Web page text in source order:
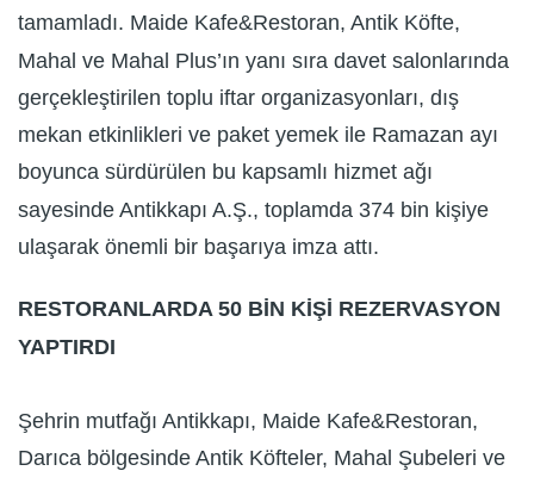
tamamladı. Maide Kafe&Restoran, Antik Köfte,
Mahal ve Mahal Plus’ın yanı sıra davet salonlarında
gerçekleştirilen toplu iftar organizasyonları, dış
mekan etkinlikleri ve paket yemek ile Ramazan ayı
boyunca sürdürülen bu kapsamlı hizmet ağı
sayesinde Antikkapı A.Ş., toplamda 374 bin kişiye
ulaşarak önemli bir başarıya imza attı.
RESTORANLARDA 50 BİN KİŞİ REZERVASYON
YAPTIRDI
Şehrin mutfağı Antikkapı, Maide Kafe&Restoran,
Darıca bölgesinde Antik Köfteler, Mahal Şubeleri ve